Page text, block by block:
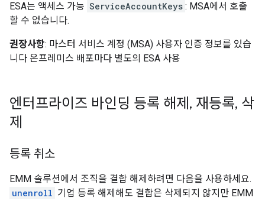
ESA는 액세스 가능 ServiceAccountKeys : MSA에서 호출
할 수 없습니다.
권장사항: 마스터 서비스 계정 (MSA) 사용자 인증 정보를 있습
니다 온프레미스 배포마다 별도의 ESA 사용
엔터프라이즈 바인딩 등록 해제 , 재등록, 삭
제
등록 취소
EMM 솔루션에서 조직을 결합 해제하려면 다음을 사용하세요.
unenroll 기업 등록 해제해도 결합은 삭제되지 않지만 EMM